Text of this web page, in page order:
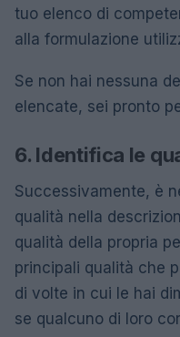
tuo elenco di
alla formulazione
Se non hai nessuna
elencate, sei pronto
6. Identifica le
Successivamente, è
qualità nella
qualità della propria
principali qualità che
di volte in cui le hai
se qualcuno di loro